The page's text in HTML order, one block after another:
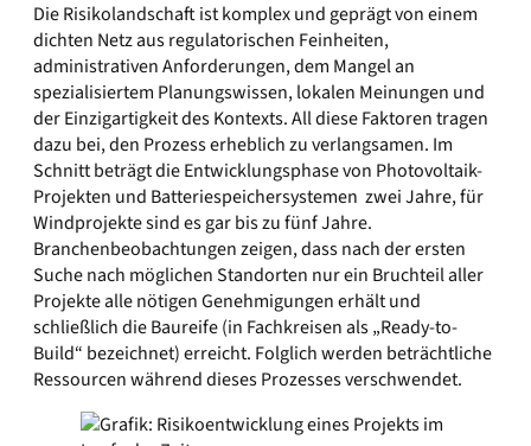
Die Risikolandschaft ist komplex und geprägt von einem
dichten Netz aus regulatorischen Feinheiten,
administrativen Anforderungen, dem Mangel an
spezialisiertem Planungswissen, lokalen Meinungen und
der Einzigartigkeit des Kontexts. All diese Faktoren tragen
dazu bei, den Prozess erheblich zu verlangsamen. Im
Schnitt beträgt die Entwicklungsphase von Photovoltaik-
Projekten und Batteriespeichersystemen zwei Jahre, für
Windprojekte sind es gar bis zu fünf Jahre.
Branchenbeobachtungen zeigen, dass nach der ersten
Suche nach möglichen Standorten nur ein Bruchteil aller
Projekte alle nötigen Genehmigungen erhält und
schließlich die Baureife (in Fachkreisen als „Ready-to-
Build“ bezeichnet) erreicht. Folglich werden beträchtliche
Ressourcen während dieses Prozesses verschwendet.